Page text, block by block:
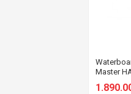
Master